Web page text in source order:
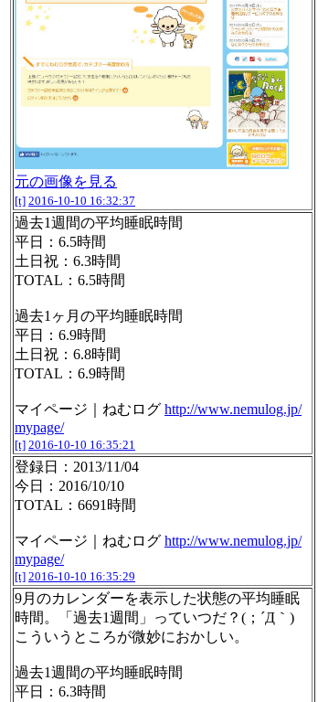
元の画像を見る
[t] 2016-10-10 16:32:37
過去1週間の平均睡眠時間
平日：6.5時間
土日祝：6.3時間
TOTAL：6.5時間
過去1ヶ月の平均睡眠時間
平日：6.9時間
土日祝：6.8時間
TOTAL：6.9時間
マイページ｜ねむログ http://www.nemulog.jp/
mypage/
[t] 2016-10-10 16:35:21
登録日：2013/11/04
今日：2016/10/10
TOTAL：6691時間
マイページ｜ねむログ http://www.nemulog.jp/
mypage/
[t] 2016-10-10 16:35:29
9月のカレンダーを表示した状態の平均睡眠
時間。「過去1週間」っていつだ？(；´Д｀)
こういうところが微妙におかしい。
過去1週間の平均睡眠時間
平日：6.3時間